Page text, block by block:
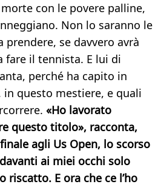
con le povere palline,
Non lo saranno le
prendere, se davvero avrà
fare il tennista. E lui di
perché ha capito in
in questo mestiere, e quali
«Ho lavorato
questo titolo», racconta,
agli Us Open, lo scorso
ai miei occhi solo
riscatto. E ora che ce l’ho